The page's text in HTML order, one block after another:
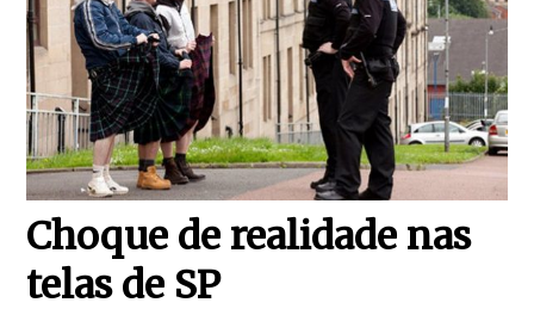
Choque de realidade nas
telas de SP